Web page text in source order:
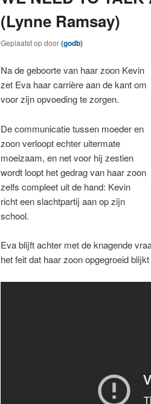
(Lynne Ramsay)
Geplaatst opdoor(godb)
Na de geboorte van haar zoon Kevin
zet Eva haar carrière aan de kant om
voor zijn opvoeding te zorgen.
De communicatie tussen moeder en
zoon verloopt echter uitermate
moeizaam, en net voor hij zestien
wordt loopt het gedrag van haar zoon
zelfs compleet uit de hand: Kevin
richt een slachtpartij aan op zijn
school.
Eva blijft achter met de knagende
het feit dat haar zoon opgegroeid